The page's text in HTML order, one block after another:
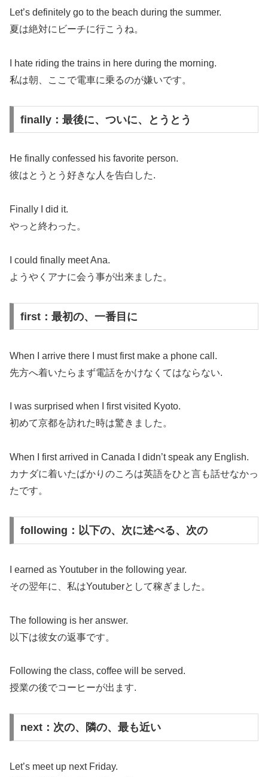
Let’s definitely go to the beach during the summer.
夏は絶対にビーチに行こうね。
I hate riding the trains in here during the morning.
私は朝、ここで電車に乗るのが嫌いです。
finally：最後に、ついに、とうとう
He finally confessed his favorite person.
彼はとうとう好きな人を告白した.
Finally I did it.
やっと終わった。
I could finally meet Ana.
ようやくアナに会う事が出来ました。
first：最初の、一番目に
When I arrive there I must first make a phone call.
先方へ着いたらまず電話をかけなくてはならない.
I was surprised when I first visited Kyoto.
初めて京都を訪れた時は驚きました。
When I first arrived in Canada I didn’t speak any English.
カナダに着いたばかりのころは英語をひと言も話せなかっ
たです。
following：以下の、次に述べる、次の
I earned as Youtuber in the following year.
その翌年に、私はYoutuberとして稼ぎました。
The following is her answer.
以下は彼女の返事です。
Following the class, coffee will be served.
授業の後でコーヒーが出ます.
next：次の、隣の、最も近い
Let’s meet up next Friday.